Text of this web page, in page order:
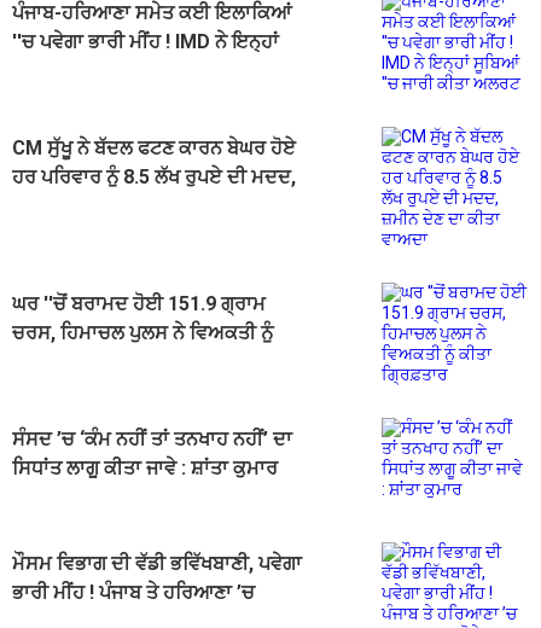
ਪੰਜਾਬ-ਹਰਿਆਣਾ ਸਮੇਤ ਕਈ ਇਲਾਕਿਆਂ
''ਚ ਪਵੇਗਾ ਭਾਰੀ ਮੀਂਹ ! IMD ਨੇ ਇਨ੍ਹਾਂ
CM ਸੁੱਖੂ ਨੇ ਬੱਦਲ ਫਟਣ ਕਾਰਨ ਬੇਘਰ ਹੋਏ
ਹਰ ਪਰਿਵਾਰ ਨੂੰ 8.5 ਲੱਖ ਰੁਪਏ ਦੀ ਮਦਦ,
ਘਰ ''ਚੋਂ ਬਰਾਮਦ ਹੋਈ 151.9 ਗ੍ਰਾਮ
ਚਰਸ, ਹਿਮਾਚਲ ਪੁਲਸ ਨੇ ਵਿਅਕਤੀ ਨੂੰ
ਸੰਸਦ ’ਚ ‘ਕੰਮ ਨਹੀਂ ਤਾਂ ਤਨਖਾਹ ਨਹੀਂ’ ਦਾ
ਸਿਧਾਂਤ ਲਾਗੂ ਕੀਤਾ ਜਾਵੇ : ਸ਼ਾਂਤਾ ਕੁਮਾਰ
ਮੌਸਮ ਵਿਭਾਗ ਦੀ ਵੱਡੀ ਭਵਿੱਖਬਾਣੀ, ਪਵੇਗਾ
ਭਾਰੀ ਮੀਂਹ ! ਪੰਜਾਬ ਤੇ ਹਰਿਆਣਾ ’ਚ